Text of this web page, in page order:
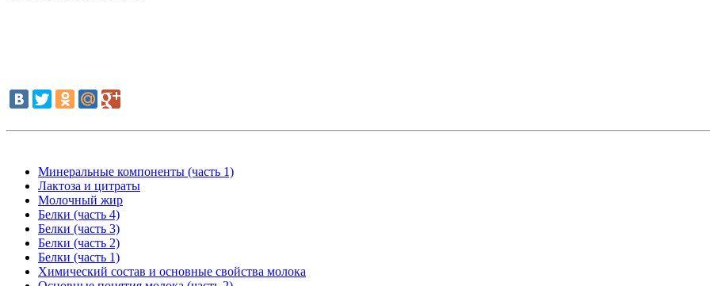
Минеральные компоненты (часть 1)
Лактоза и цитраты
Молочный жир
Белки (часть 4)
Белки (часть 3)
Белки (часть 2)
Белки (часть 1)
Химический состав и основные свойства молока